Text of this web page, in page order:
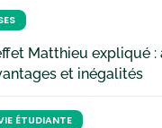
Matthieu expliqué
et inégalités
ÉTUDIANTE